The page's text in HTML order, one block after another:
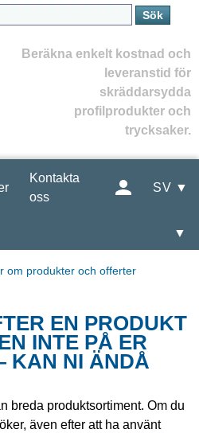
Beräkna enkelt kostnad och
leveranstid för
skräddarsydda
profilprodukter och
trycksaker.
Kontakta
oss
SV ▼
▼
om produkter och offerter
EN PRODUKT
INTE PÅ ER
KAN NI ÄNDÅ
breda produktsortiment. Om du
även efter att ha använt